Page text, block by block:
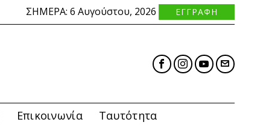
ΣΗΜΕΡΑ: 6 Αυγούστου, 2026 ΕΓΓΡΑΦΗ
Επικοινωνία Ταυτότητα